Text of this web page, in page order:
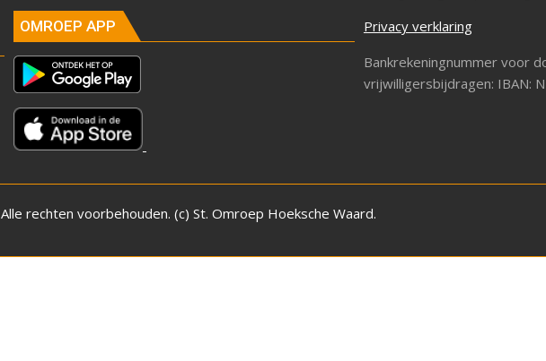
OMROEP APP
Privacy verklaring
Bankrekeningnummer voor
vrijwilligersbijdragen: IBAN:
Alle rechten voorbehouden. (c) St. Omroep Hoeksche Waard.